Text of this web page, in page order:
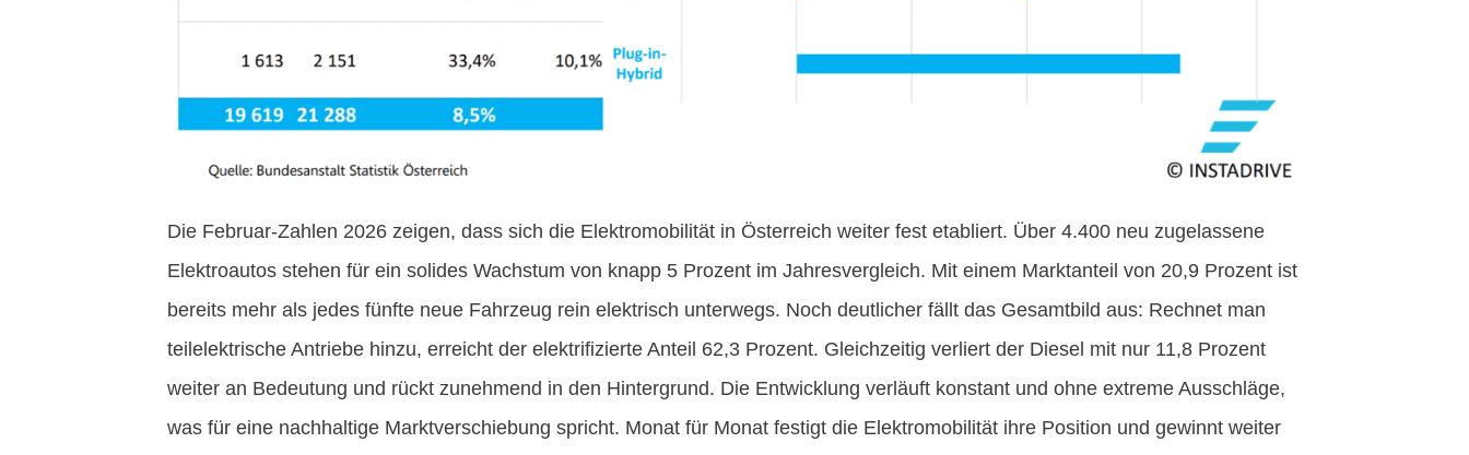
Die Februar-Zahlen 2026 zeigen, dass sich die Elektromobilität in Österreich weiter fest etabliert. Über 4.400 neu zugelassene
Elektroautos stehen für ein solides Wachstum von knapp 5 Prozent im Jahresvergleich. Mit einem Marktanteil von 20,9 Prozent ist
bereits mehr als jedes fünfte neue Fahrzeug rein elektrisch unterwegs. Noch deutlicher fällt das Gesamtbild aus: Rechnet man
teilelektrische Antriebe hinzu, erreicht der elektrifizierte Anteil 62,3 Prozent. Gleichzeitig verliert der Diesel mit nur 11,8 Prozent
weiter an Bedeutung und rückt zunehmend in den Hintergrund. Die Entwicklung verläuft konstant und ohne extreme Ausschläge,
was für eine nachhaltige Marktverschiebung spricht. Monat für Monat festigt die Elektromobilität ihre Position und gewinnt weiter